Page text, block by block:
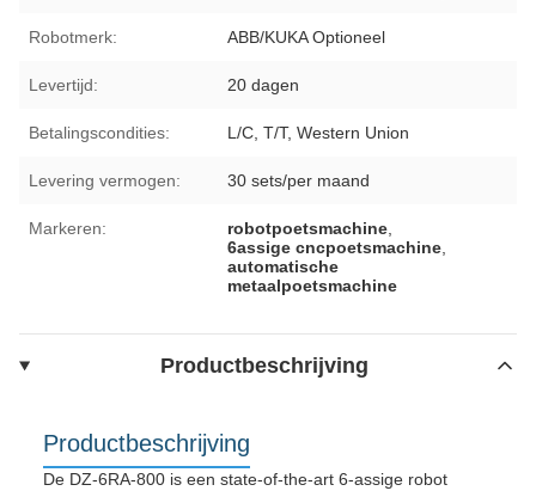
Robotmerk: ABB/KUKA Optioneel
Levertijd: 20 dagen
Betalingscondities: L/C, T/T, Western Union
Levering vermogen: 30 sets/per maand
Markeren: robotpoetsmachine
6assige cncpoetsmachine
automatische
metaalpoetsmachine
Productbeschrijving
Productbeschrijving
De DZ-6RA-800 is een state-of-the-art 6-assige robot